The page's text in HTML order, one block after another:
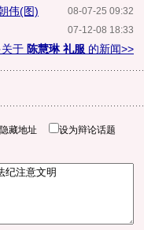
08-07-25 09:32
伟(图)
07-12-08 18:33
于 陈慧琳 礼服 的新闻>>
藏地址 设为辩论话题